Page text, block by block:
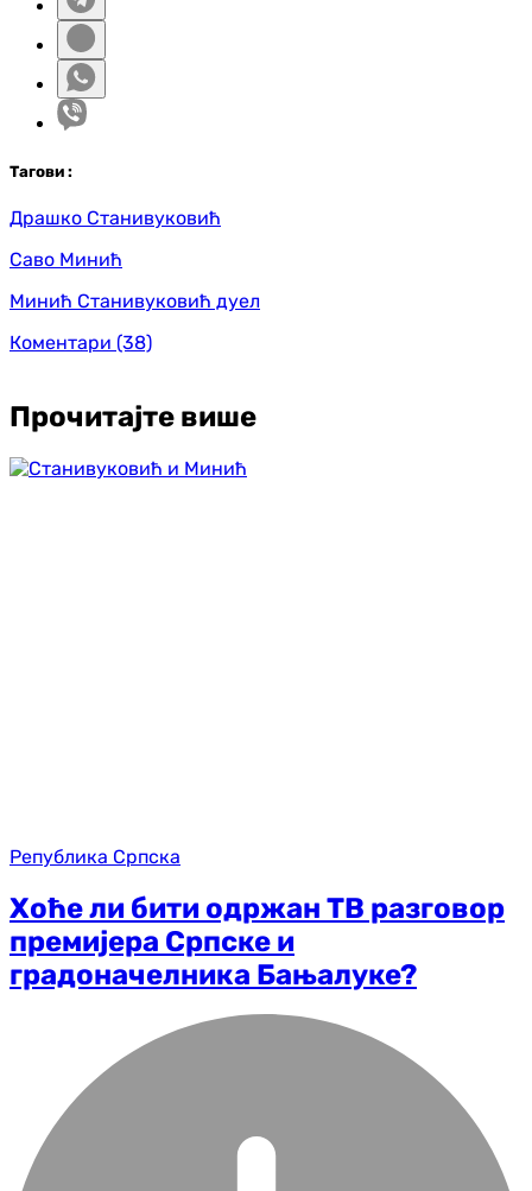
Тагови :
Драшко Станивуковић
Саво Минић
Минић Станивуковић дуел
Коментари (38)
Прочитајте више
Република Српска
Хоће ли бити одржан ТВ разговор
премијера Српске и
градоначелника Бањалуке?